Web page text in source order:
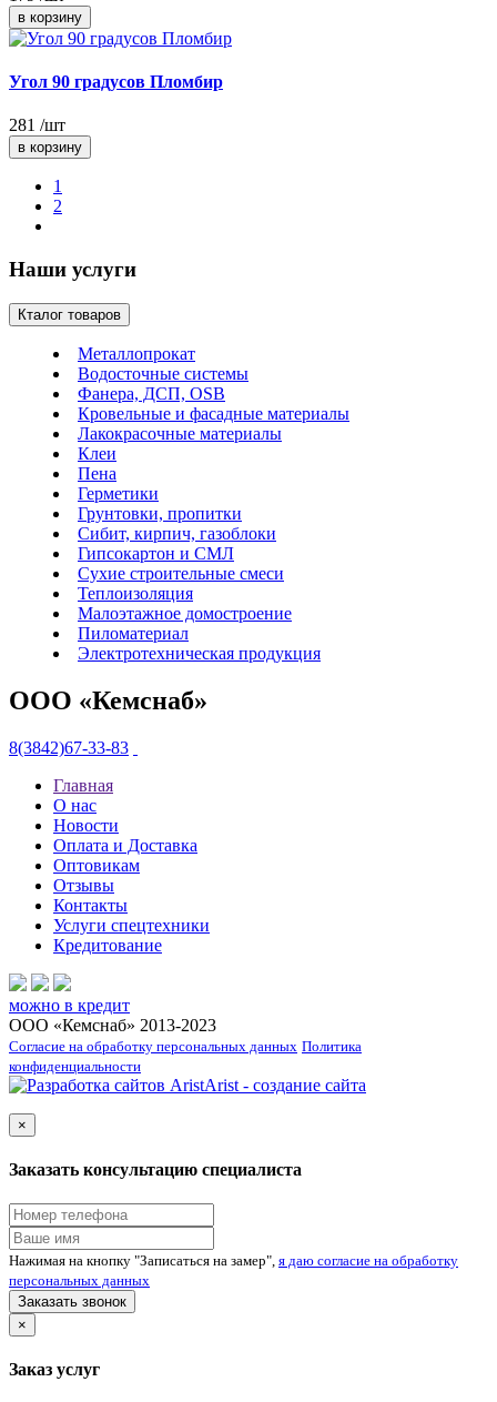
Угол 90 градусов Пломбир
281 /шт
1
2
Наши услуги
Кталог товаров
Металлопрокат
Водосточные системы
Фанера, ДСП, OSB
Кровельные и фасадные материалы
Лакокрасочные материалы
Клеи
Пена
Герметики
Грунтовки, пропитки
Сибит, кирпич, газоблоки
Гипсокартон и СМЛ
Сухие строительные смеси
Теплоизоляция
Малоэтажное домостроение
Пиломатериал
Электротехническая продукция
ООО «Кемснаб»
8(3842)67-33-83
Главная
О нас
Новости
Оплата и Доставка
Оптовикам
Отзывы
Контакты
Услуги спецтехники
Кредитование
можно в кредит
ООО «Кемснаб» 2013-2023
Согласие на обработку персональных данных Политика
конфиденциальности
Arist - создание сайта
×
Заказать консультацию специалиста
Нажимая на кнопку "Записаться на замер", я даю согласие на обработку
персональных данных
Заказать звонок
×
Заказ услуг